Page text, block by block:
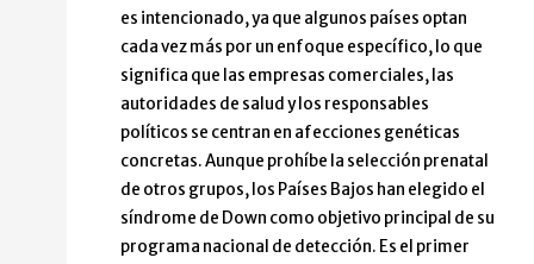
es intencionado, ya que algunos países optan
cada vez más por un enfoque específico, lo que
significa que las empresas comerciales, las
autoridades de salud y los responsables
políticos se centran en afecciones genéticas
concretas. Aunque prohíbe la selección prenatal
de otros grupos, los Países Bajos han elegido el
síndrome de Down como objetivo principal de su
programa nacional de detección. Es el primer